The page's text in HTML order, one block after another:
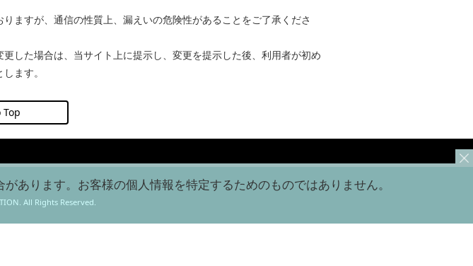
ますが、通信の性質上、漏えいの危険性があることをご了承くださ
した場合は、当サイト上に提示し、変更を提示した後、利用者が初め
ます。
Top
All Rights Reserved.
あります。お客様の個人情報を特定するためのものではありません。